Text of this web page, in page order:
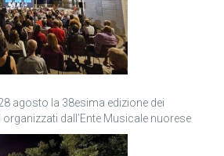
agosto la 38esima edizione dei
organizzati dall’Ente Musicale nuorese